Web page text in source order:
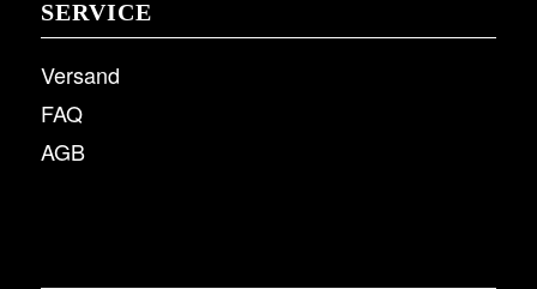
SERVICE
Versand
FAQ
AGB